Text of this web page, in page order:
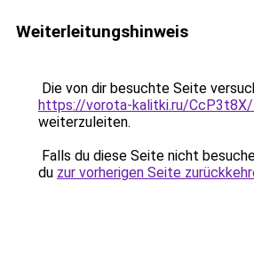
Weiterleitungshinweis
Die von dir besuchte Seite
https://vorota-kalitki.ru/
weiterzuleiten.
Falls du diese Seite nicht
du zur vorherigen Seite